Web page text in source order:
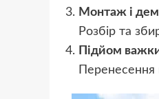
Монтаж і
Розбір та
Підйом
Перенесення